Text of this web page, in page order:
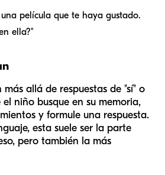
película que te haya gustado.
ella?"
más allá de respuestas de "sí" o
el niño busque en su memoria,
y formule una respuesta.
esta suele ser la parte
pero también la más